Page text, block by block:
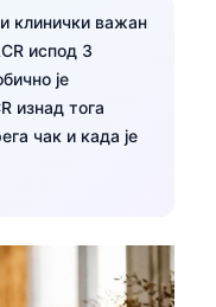
клинички важан
испод 3
је
изнад тога
чак и када је